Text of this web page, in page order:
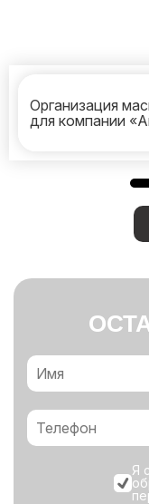
Организация
для компании
Я